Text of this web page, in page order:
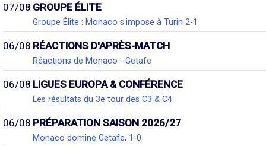
07/08 GROUPE ÉLITE
Groupe Élite : Monaco s'impose à Turin 2-1
06/08 RÉACTIONS D'APRÈS-MATCH
Réactions de Monaco - Getafe
06/08 LIGUES EUROPA & CONFÉRENCE
Les résultats du 3e tour des C3 & C4
06/08 PRÉPARATION SAISON 2026/27
Monaco domine Getafe, 1-0